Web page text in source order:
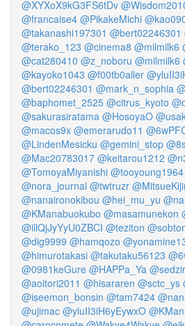
@XYXoX9kG3FS6tDv
@francaise4 @PikakeMichi
@takanashi197301 @bert02246301
@terako_123 @cinema8 @milmilk6
@cat280410 @z_noboru @milmilk6
@kayoko1043 @f00tb0aller
@bert02246301 @mark_n_sophia
@baphomet_2525 @citrus_kyoto
@sakurasiratama @HosoyaO
@macos9x @emerarudo11
@LindenMesicku @gemini_stop
@Mac20783017 @keitarou1212
@TomoyaMiyanishi @tooyoung1964
@nora_journal @twtruzr
@nanaironokibou @hei_mu_yu
@KManabuokubo @masamunekon
@illQjJyYyU0ZBCI @teziton
@dig9999 @hamqozo
@himurotakasi @takutaku56123
@0981keGure @HAPPa_Ya @sedzir
@aoitori2011 @hisararen @sctc_ys
@iseemon_bonsin @tam7424
@ujimac @yluII3iH6yEywxO